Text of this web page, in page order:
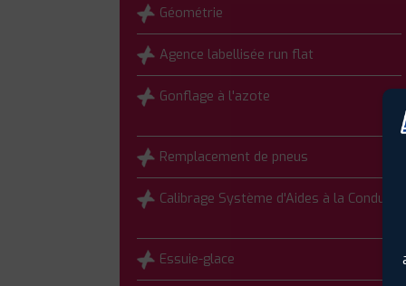
Géométrie
Agence labellisée run flat
Gonflage à l'azote
Remplacement de pneus
Calibrage Système d'Aides à la Conduite
Essuie-glace